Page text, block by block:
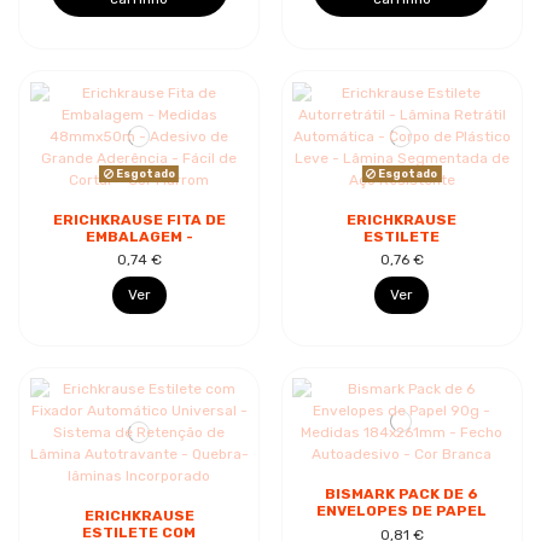
Esgotado
ERICHKRAUSE FITA DE
EMBALAGEM -
MEDIDAS 48MMX50M -
ADESIVO DE GRANDE
ADERÊNCIA - FÁCIL...
0,74 €
Ver
Esgotado
ERICHKRAUSE
ESTILETE
AUTORRETRÁTIL -
LÂMINA RETRÁTIL
AUTOMÁTICA - CORPO
DE PLÁSTICO...
0,76 €
Ver
ERICHKRAUSE
ESTILETE COM
BISMARK PACK DE 6
ENVELOPES DE PAPEL
90G - MEDIDAS
0,81 €